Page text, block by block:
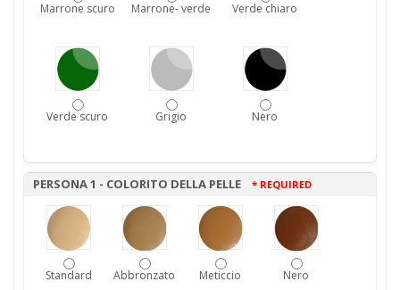
Marrone scuro Marrone- verde Verde chiaro
Verde scuro Grigio Nero
PERSONA 1 - COLORITO DELLA PELLE * REQUIRED
Standard Abbronzato Meticcio Nero